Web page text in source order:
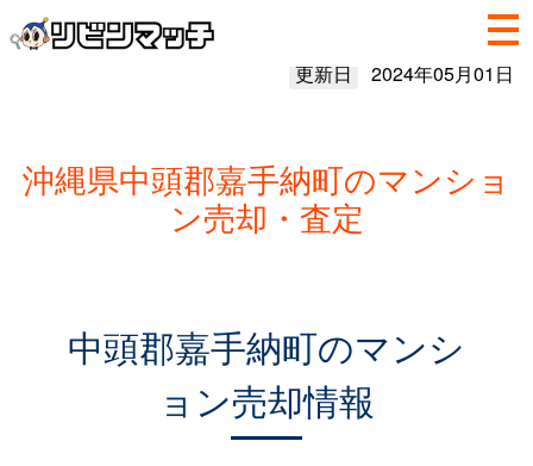
更新日 2024年05月01日
沖縄県中頭郡嘉手納町のマンショ
ン売却・査定
中頭郡嘉手納町のマンシ
ョン売却情報